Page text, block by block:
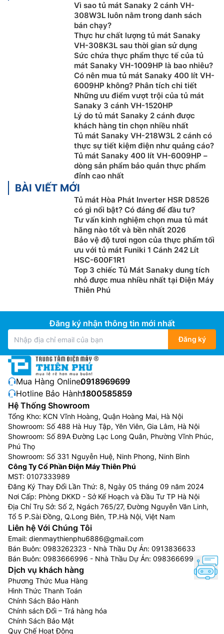
Vì sao tủ mát Sanaky 2 cánh VH-
308W3L luôn nằm trong danh sách
bán chạy?
Thực hư chất lượng tủ mát Sanaky
VH-308K3L sau thời gian sử dụng
Sức chứa thực phẩm thực tế của tủ
mát Sanaky VH-1009HP là bao nhiêu?
Có nên mua tủ mát Sanaky 400 lít VH-
6009HP không? Phân tích chi tiết
Những ưu điểm vượt trội của tủ mát
Sanaky 3 cánh VH-1520HP
Lý do tủ mát Sanaky 2 cánh được
khách hàng tin chọn nhiều nhất
Tủ mát Sanaky VH-218W3L 2 cánh có
thực sự tiết kiệm điện như quảng cáo?
Tủ mát Sanaky 400 lít VH-6009HP –
dòng sản phẩm bảo quản thực phẩm
đỉnh cao nhất
BÀI VIẾT MỚI
Tủ mát Hòa Phát Inverter HSR D8526
có gì nổi bật? Có đáng để đầu tư?
Tư vấn kinh nghiệm chọn mua tủ mát
hãng nào tốt và bền nhất 2026
Bảo vệ độ tươi ngon của thực phẩm tối
ưu với tủ mát Funiki 1 Cánh 242 Lít
HSC-600F1R1
Top 3 chiếc Tủ Mát Sanaky dung tích
nhỏ được mua nhiều nhất tại Điện Máy
Thiên Phú
Đăng ký nhận thông tin mới nhất
Đăng ký
Mua Hàng Online:0918969699
Hotline Bảo Hành:1800585859
Hệ Thống Showroom
Tổng Kho: KCN Vĩnh Hoàng, Quận Hoàng Mai, Hà Nội
Showroom: Số 488 Hà Huy Tập, Yên Viên, Gia Lâm, Hà Nội
Showroom: Số 89A Đường Lạc Long Quân, Phường Vĩnh Phúc,
Phú Thọ
Showroom: Số 331 Nguyễn Huệ, Ninh Phong, Ninh Bình
Công Ty Cổ Phần Điện Máy Thiên Phú
MST: 0107333989
Đăng Ký Thay Đổi Lần Thứ: 8, Ngày 05 tháng 09 năm 2024
Nơi Cấp: Phòng DKKD - Sở Kế Hoạch và Đầu Tư TP Hà Nội
Địa Chỉ Trụ Sở: Số 2, Ngách 765/27, Đường Nguyễn Văn Linh,
Tổ 5 P.Sài Đồng, Q.Long Biên, TP.Hà Nội, Việt Nam
Liên hệ Với Chúng Tôi
Email: dienmaythienphu6886@gmail.com
Bán Buôn: 0983262323 - Nhà Thầu Dự Án: 0913836633
Bán Buôn: 0983666996 - Nhà Thầu Dự Án: 0983666996
Dịch vụ khách hàng
Phương Thức Mua Hàng
Hình Thức Thanh Toán
Chính Sách Bảo Hành
Chính sách Đổi – Trả hàng hóa
Chính Sách Bảo Mật
Quy Chế Hoạt Động